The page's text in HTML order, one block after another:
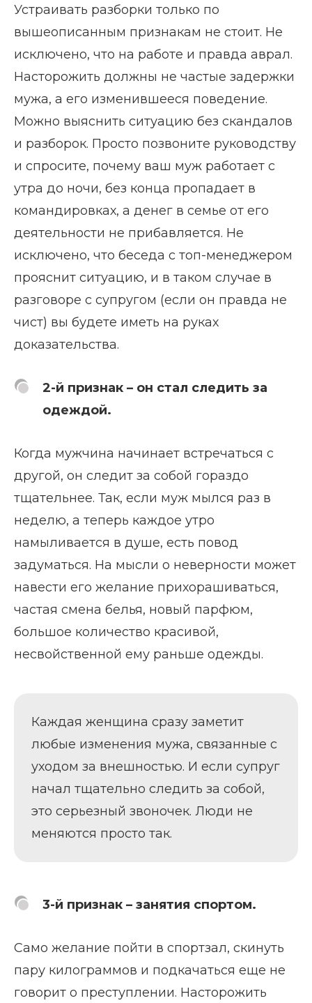
Устраивать разборки только по
вышеописанным признакам не стоит. Не
исключено, что на работе и правда аврал.
Насторожить должны не частые задержки
мужа, а его изменившееся поведение.
Можно выяснить ситуацию без скандалов
и разборок. Просто позвоните руководству
и спросите, почему ваш муж работает с
утра до ночи, без конца пропадает в
командировках, а денег в семье от его
деятельности не прибавляется. Не
исключено, что беседа с топ-менеджером
прояснит ситуацию, и в таком случае в
разговоре с супругом (если он правда не
чист) вы будете иметь на руках
доказательства.
2-й признак – он стал следить за
одеждой.
Когда мужчина начинает встречаться с
другой, он следит за собой гораздо
тщательнее. Так, если муж мылся раз в
неделю, а теперь каждое утро
намыливается в душе, есть повод
задуматься. На мысли о неверности может
навести его желание прихорашиваться,
частая смена белья, новый парфюм,
большое количество красивой,
несвойственной ему раньше одежды.
Каждая женщина сразу заметит
любые изменения мужа, связанные с
уходом за внешностью. И если супруг
начал тщательно следить за собой,
это серьезный звоночек. Люди не
меняются просто так.
3-й признак – занятия спортом.
Само желание пойти в спортзал, скинуть
пару килограммов и подкачаться еще не
говорит о преступлении. Насторожить